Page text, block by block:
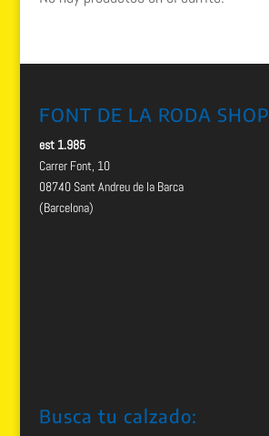
FONT DE LA RODA SHOP
est 1.985
Carrer Font, 10
08740 Sant Andreu de la Barca
(Barcelona)
Busca tu calzado: